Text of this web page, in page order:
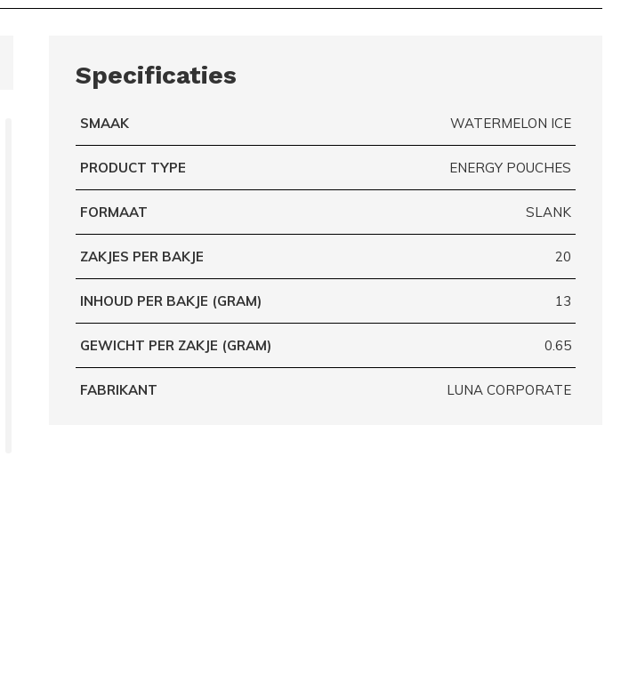
Specificaties
SMAAK WATERMELON ICE
PRODUCT TYPE ENERGY POUCHES
FORMAAT SLANK
ZAKJES PER BAKJE 20
INHOUD PER BAKJE (GRAM) 13
GEWICHT PER ZAKJE (GRAM) 0.65
FABRIKANT LUNA CORPORATE